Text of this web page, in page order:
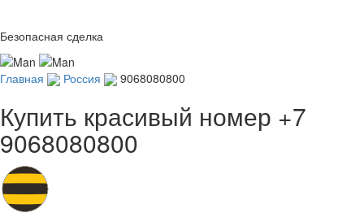
Безопасная сделка
Главная Россия 9068080800
Купить красивый номер +7
9068080800